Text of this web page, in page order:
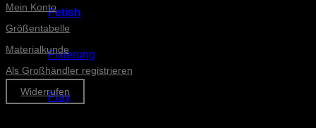
Fetish
Fixierung
Play
Mein Konto
Größentabelle
Materialkunde
Als Großhändler registrieren
Widerrufen